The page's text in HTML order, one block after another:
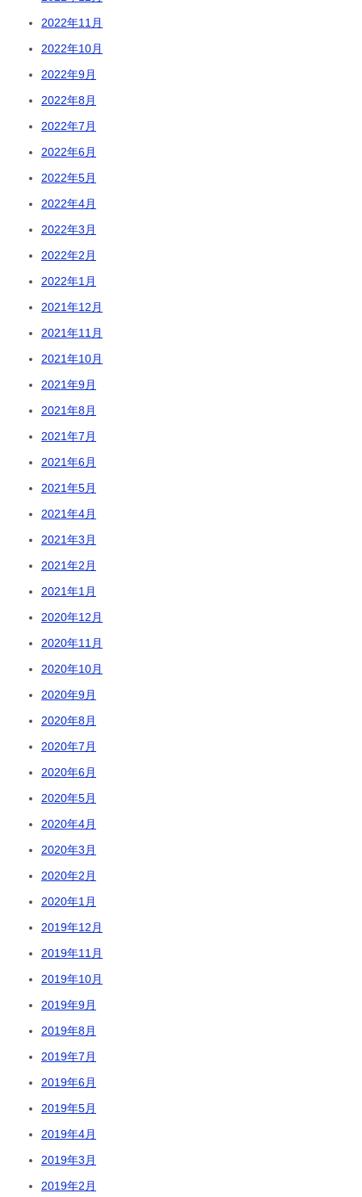
2022年11月
2022年10月
2022年9月
2022年8月
2022年7月
2022年6月
2022年5月
2022年4月
2022年3月
2022年2月
2022年1月
2021年12月
2021年11月
2021年10月
2021年9月
2021年8月
2021年7月
2021年6月
2021年5月
2021年4月
2021年3月
2021年2月
2021年1月
2020年12月
2020年11月
2020年10月
2020年9月
2020年8月
2020年7月
2020年6月
2020年5月
2020年4月
2020年3月
2020年2月
2020年1月
2019年12月
2019年11月
2019年10月
2019年9月
2019年8月
2019年7月
2019年6月
2019年5月
2019年4月
2019年3月
2019年2月